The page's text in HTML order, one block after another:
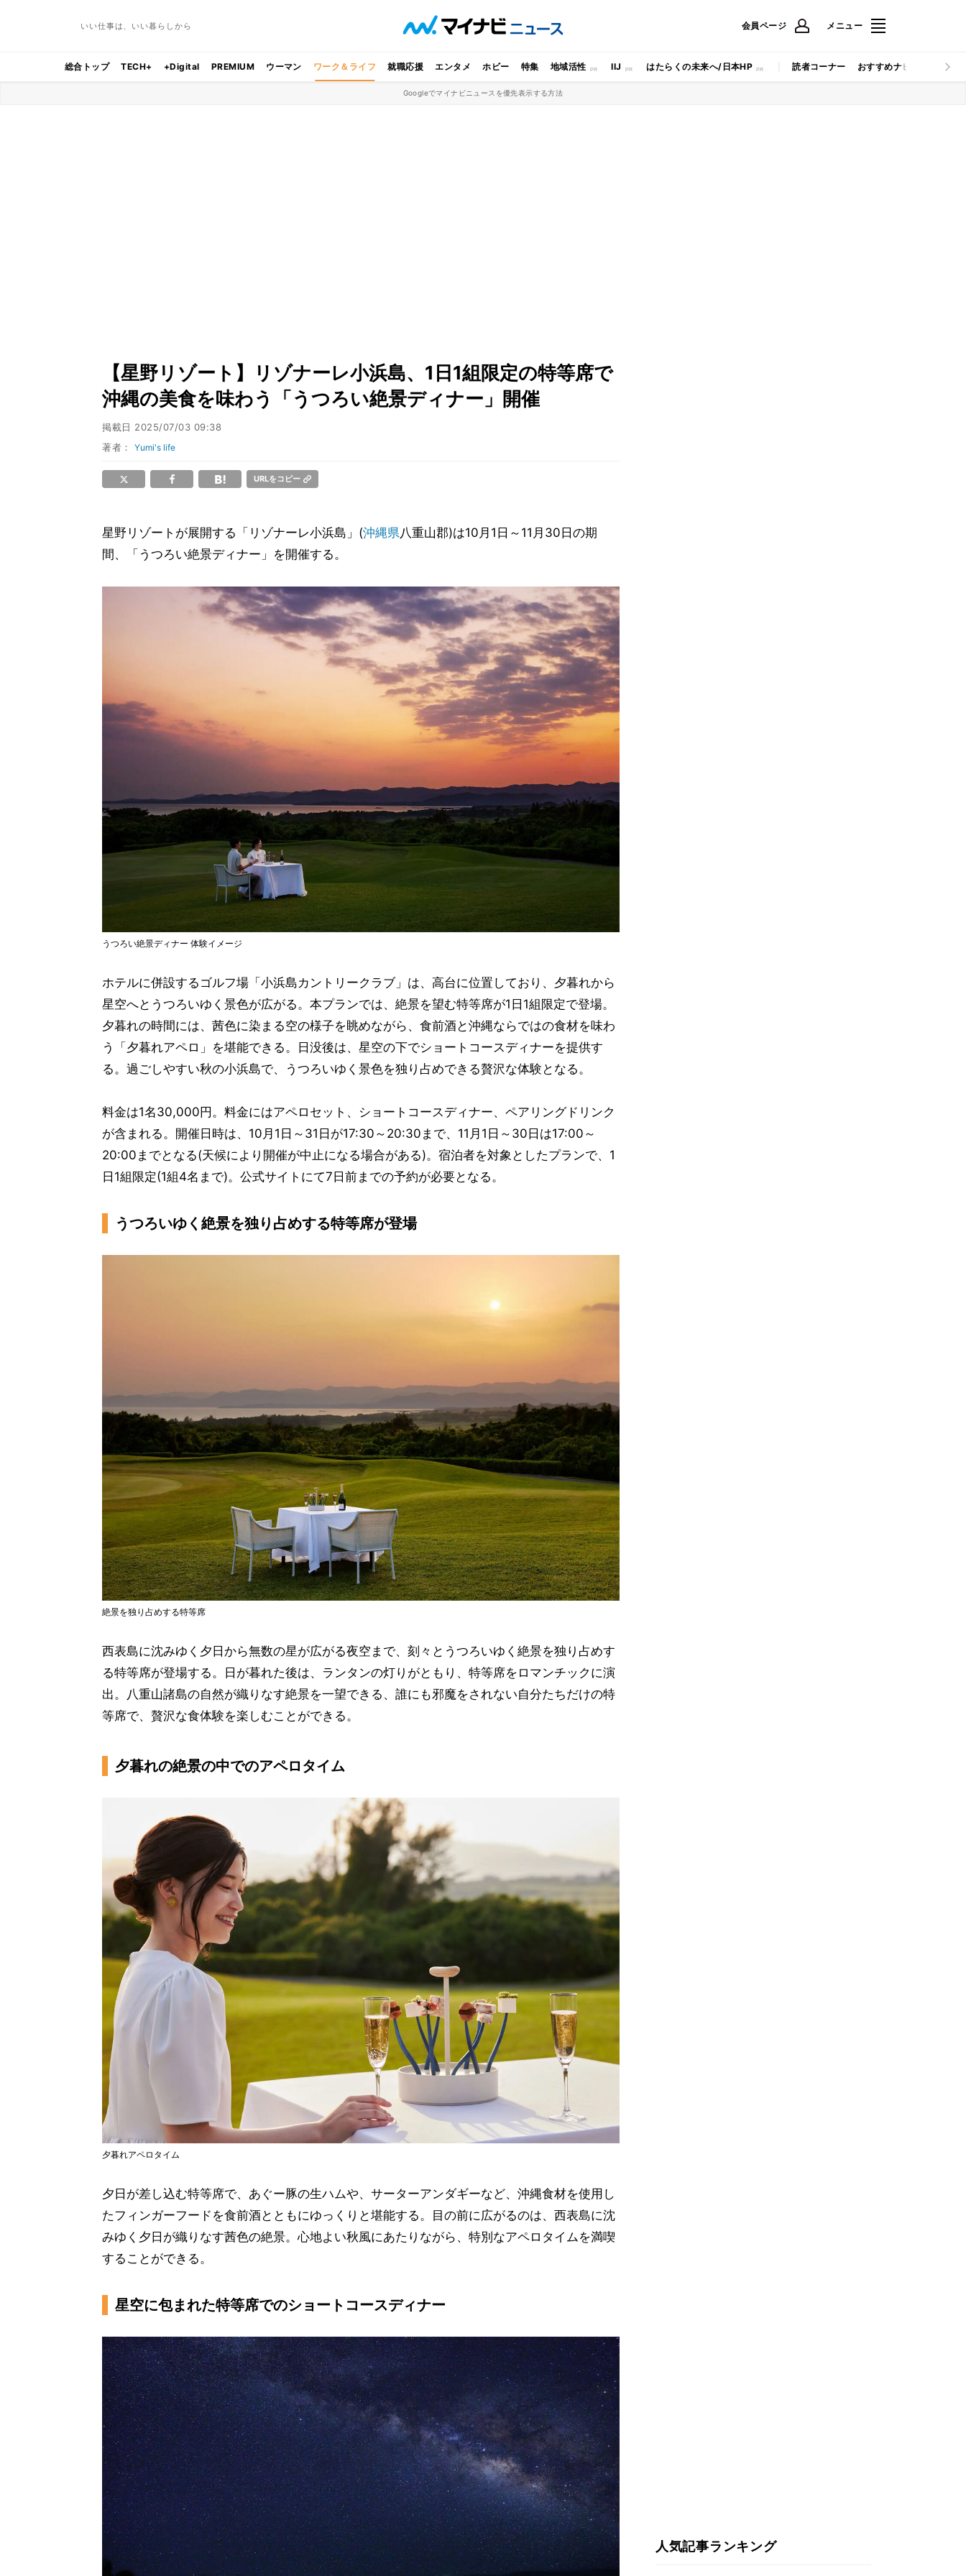
いい仕事は、いい暮らしから 会員ページ メニュー
総合トップ TECH+ +Digital PREMIUM ウーマン ワーク＆ライフ 就職応援 エンタメ ホビー 特集 地域活性 IIJ はたらくの未来へ/日本HP 読者コーナー おすすめナビ マイナビ
Googleでマイナビニュースを優先表示する方法
【星野リゾート】リゾナーレ小浜島、1日1組限定の特等席で
沖縄の美食を味わう「うつろい絶景ディナー」開催
掲載日 2025/07/03 09:38
著者：Yumi's life
URLをコピー
星野リゾートが展開する「リゾナーレ小浜島」(沖縄県八重山郡)は10月1日～11月30日の期
間、「うつろい絶景ディナー」を開催する。
うつろい絶景ディナー 体験イメージ
ホテルに併設するゴルフ場「小浜島カントリークラブ」は、高台に位置しており、夕暮れから
星空へとうつろいゆく景色が広がる。本プランでは、絶景を望む特等席が1日1組限定で登場。
夕暮れの時間には、茜色に染まる空の様子を眺めながら、食前酒と沖縄ならではの食材を味わ
う「夕暮れアペロ」を堪能できる。日没後は、星空の下でショートコースディナーを提供す
る。過ごしやすい秋の小浜島で、うつろいゆく景色を独り占めできる贅沢な体験となる。
料金は1名30,000円。料金にはアペロセット、ショートコースディナー、ペアリングドリンク
が含まれる。開催日時は、10月1日～31日が17:30～20:30まで、11月1日～30日は17:00～
20:00までとなる(天候により開催が中止になる場合がある)。宿泊者を対象としたプランで、1
日1組限定(1組4名まで)。公式サイトにて7日前までの予約が必要となる。
うつろいゆく絶景を独り占めする特等席が登場
絶景を独り占めする特等席
西表島に沈みゆく夕日から無数の星が広がる夜空まで、刻々とうつろいゆく絶景を独り占めす
る特等席が登場する。日が暮れた後は、ランタンの灯りがともり、特等席をロマンチックに演
出。八重山諸島の自然が織りなす絶景を一望できる、誰にも邪魔をされない自分たちだけの特
等席で、贅沢な食体験を楽しむことができる。
夕暮れの絶景の中でのアペロタイム
夕暮れアペロタイム
夕日が差し込む特等席で、あぐー豚の生ハムや、サーターアンダギーなど、沖縄食材を使用し
たフィンガーフードを食前酒とともにゆっくりと堪能する。目の前に広がるのは、西表島に沈
みゆく夕日が織りなす茜色の絶景。心地よい秋風にあたりながら、特別なアペロタイムを満喫
することができる。
星空に包まれた特等席でのショートコースディナー
人気記事ランキング